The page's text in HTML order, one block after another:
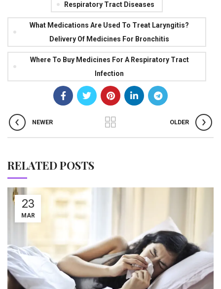
Respiratory Tract Diseases
What Medications Are Used To Treat Laryngitis?
Delivery Of Medicines For Bronchitis
Where To Buy Medicines For A Respiratory Tract
Infection
NEWER OLDER
RELATED POSTS
23
MAR